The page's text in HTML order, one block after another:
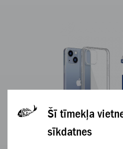
Šī tīmekļa
sīkdatnes